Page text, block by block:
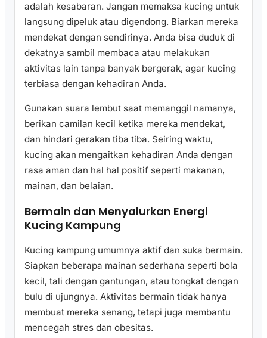
adalah kesabaran. Jangan memaksa kucing untuk
langsung dipeluk atau digendong. Biarkan mereka
mendekat dengan sendirinya. Anda bisa duduk di
dekatnya sambil membaca atau melakukan
aktivitas lain tanpa banyak bergerak, agar kucing
terbiasa dengan kehadiran Anda.
Gunakan suara lembut saat memanggil namanya,
berikan camilan kecil ketika mereka mendekat,
dan hindari gerakan tiba tiba. Seiring waktu,
kucing akan mengaitkan kehadiran Anda dengan
rasa aman dan hal hal positif seperti makanan,
mainan, dan belaian.
Bermain dan Menyalurkan Energi
Kucing Kampung
Kucing kampung umumnya aktif dan suka bermain.
Siapkan beberapa mainan sederhana seperti bola
kecil, tali dengan gantungan, atau tongkat dengan
bulu di ujungnya. Aktivitas bermain tidak hanya
membuat mereka senang, tetapi juga membantu
mencegah stres dan obesitas.